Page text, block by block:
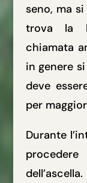
seno, ma
trova la
chiamata
in genere
deve
per
Durante